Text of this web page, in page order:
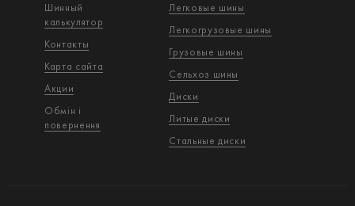
Шинный
калькулятор
Контакты
Карта сайта
Акции
Обмін і
повернення
Легковые шины
Легкогрузовые шины
Грузовые шины
Сельхоз шины
Диски
Литые диски
Стальные диски